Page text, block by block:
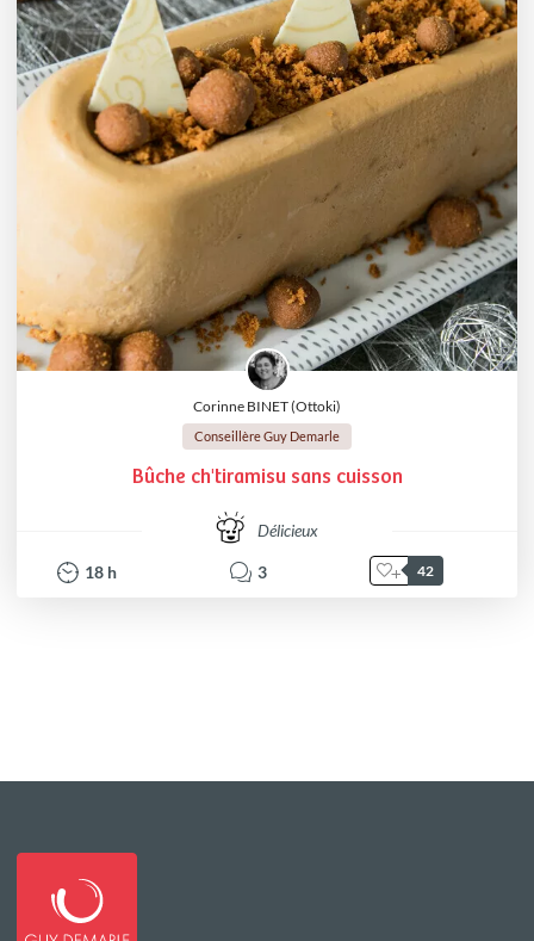
Corinne BINET (Ottoki)
Conseillère Guy Demarle
Bûche ch'tiramisu sans cuisson
Délicieux
18 h 3 42